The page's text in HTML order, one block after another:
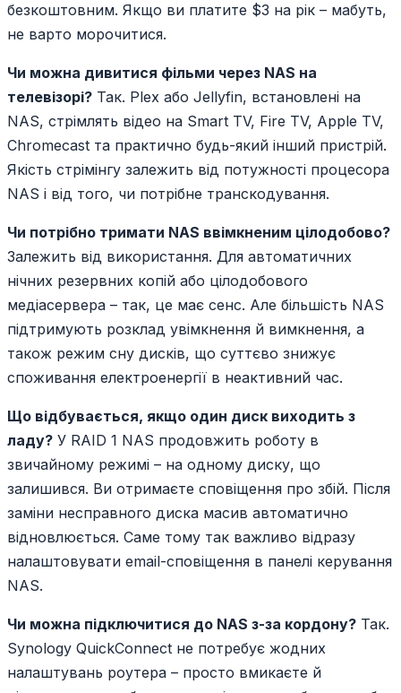
безкоштовним. Якщо ви платите $3 на рік – мабуть,
не варто морочитися.
Чи можна дивитися фільми через NAS на
телевізорі? Так. Plex або Jellyfin, встановлені на
NAS, стрімлять відео на Smart TV, Fire TV, Apple TV,
Chromecast та практично будь-який інший пристрій.
Якість стрімінгу залежить від потужності процесора
NAS і від того, чи потрібне транскодування.
Чи потрібно тримати NAS ввімкненим цілодобово?
Залежить від використання. Для автоматичних
нічних резервних копій або цілодобового
медіасервера – так, це має сенс. Але більшість NAS
підтримують розклад увімкнення й вимкнення, а
також режим сну дисків, що суттєво знижує
споживання електроенергії в неактивний час.
Що відбувається, якщо один диск виходить з
ладу? У RAID 1 NAS продовжить роботу в
звичайному режимі – на одному диску, що
залишився. Ви отримаєте сповіщення про збій. Після
заміни несправного диска масив автоматично
відновлюється. Саме тому так важливо відразу
налаштовувати email-сповіщення в панелі керування
NAS.
Чи можна підключитися до NAS з-за кордону? Так.
Synology QuickConnect не потребує жодних
налаштувань роутера – просто вмикаєте й